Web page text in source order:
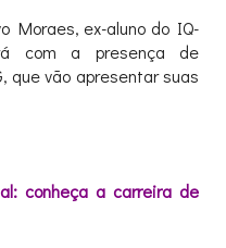
Moraes, ex-aluno do IQ-
com a presença de
que vão apresentar suas
conheça a carreira de